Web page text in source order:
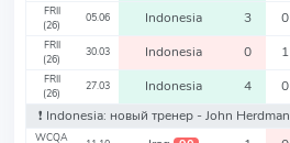
FRII
(26)
05.06 Indonesia 3 0
FRII
(26)
30.03 Indonesia 0 1
FRII
(26)
27.03 Indonesia 4 0
❗️ Indonesia: новый тренер - John Herdman
WCQA